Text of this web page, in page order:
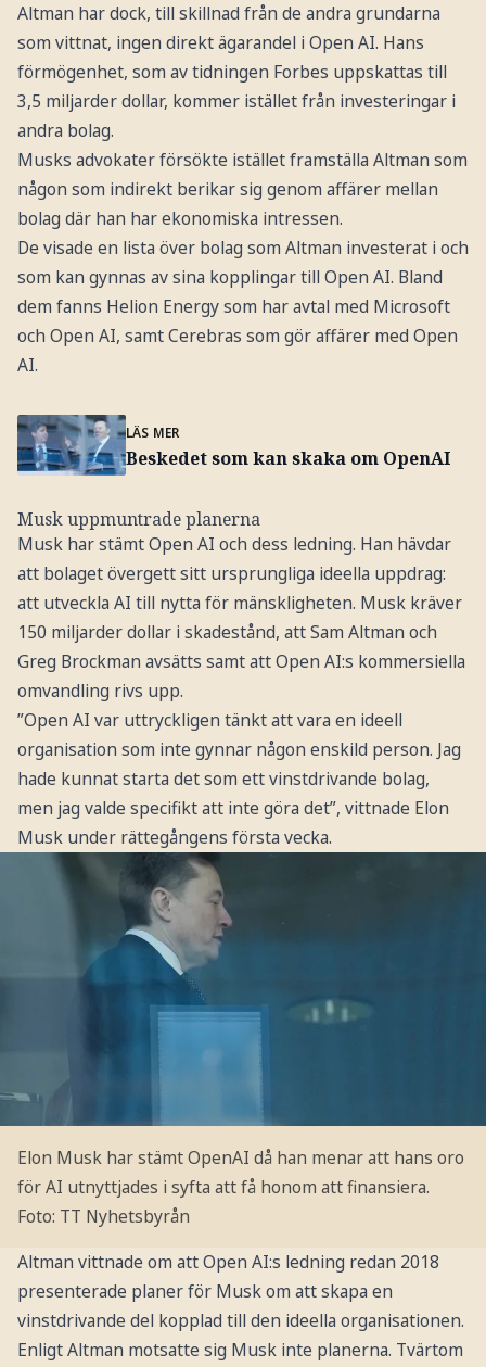
Altman har dock, till skillnad från de andra grundarna
som vittnat, ingen direkt ägarandel i Open AI. Hans
förmögenhet, som av tidningen Forbes uppskattas till
3,5 miljarder dollar, kommer istället från investeringar i
andra bolag.
Musks advokater försökte istället framställa Altman som
någon som indirekt berikar sig genom affärer mellan
bolag där han har ekonomiska intressen.
De visade en lista över bolag som Altman investerat i och
som kan gynnas av sina kopplingar till Open AI. Bland
dem fanns Helion Energy som har avtal med Microsoft
och Open AI, samt Cerebras som gör affärer med Open
AI.
LÄS MER
Beskedet som kan skaka om OpenAI
Musk uppmuntrade planerna
Musk har stämt Open AI och dess ledning. Han hävdar
att bolaget övergett sitt ursprungliga ideella uppdrag:
att utveckla AI till nytta för mänskligheten. Musk kräver
150 miljarder dollar i skadestånd, att Sam Altman och
Greg Brockman avsätts samt att Open AI:s kommersiella
omvandling rivs upp.
”Open AI var uttryckligen tänkt att vara en ideell
organisation som inte gynnar någon enskild person. Jag
hade kunnat starta det som ett vinstdrivande bolag,
men jag valde specifikt att inte göra det”, vittnade Elon
Musk under rättegångens första vecka.
Elon Musk har stämt OpenAI då han menar att hans oro
för AI utnyttjades i syfta att få honom att finansiera.
Foto: TT Nyhetsbyrån
Altman vittnade om att Open AI:s ledning redan 2018
presenterade planer för Musk om att skapa en
vinstdrivande del kopplad till den ideella organisationen.
Enligt Altman motsatte sig Musk inte planerna. Tvärtom